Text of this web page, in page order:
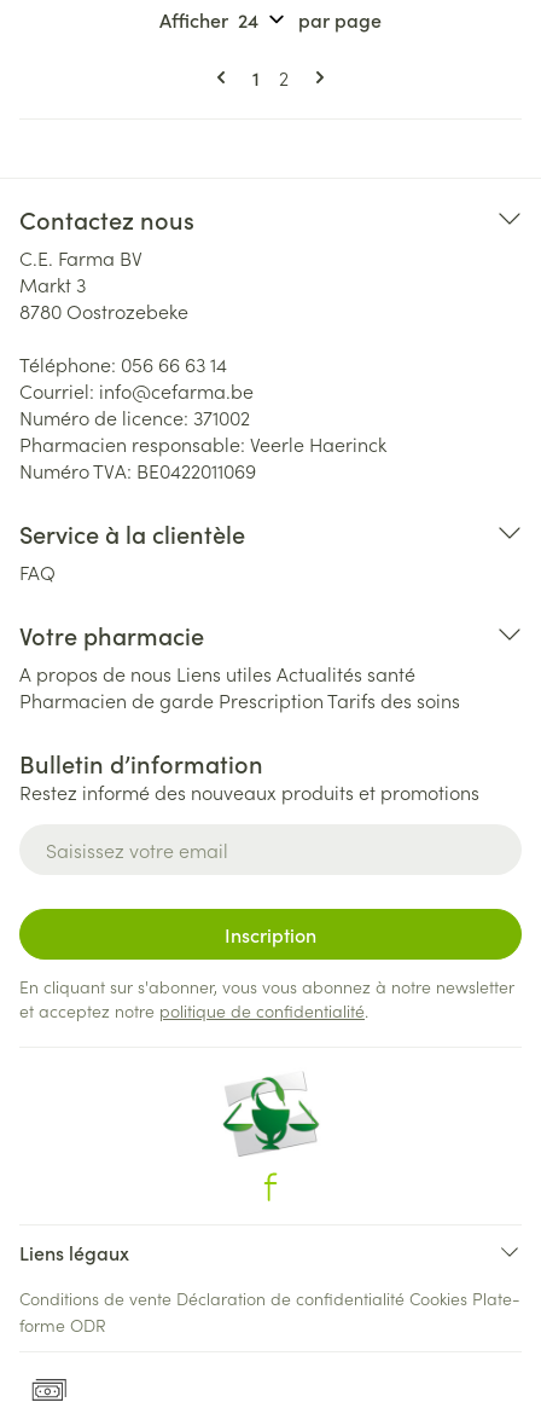
Pages
Vous lisez actuellement la page
1 Page
2
Afficher par page
Contactez nous
C.E. Farma BV
Markt 3
8780Oostrozebeke
Téléphone: 056 66 63 14
Courriel: info@cefarma.be
Numéro de licence: 371002
Pharmacien responsable: Veerle Haerinck
Numéro TVA: BE0422011069
Service à la clientèle
FAQ
Votre pharmacie
A propos de nous Liens utiles Actualités santé
Pharmacien de garde PrescriptionTarifs des soins
Bulletin d’information
Restez informé des nouveaux produits et promotions
Inscription
En cliquant sur s'abonner, vous vous abonnez à notre newsletter
et acceptez notre politique de confidentialité.
Liens légaux
Conditions de vente Déclaration de confidentialité Cookies Plate-
forme ODR